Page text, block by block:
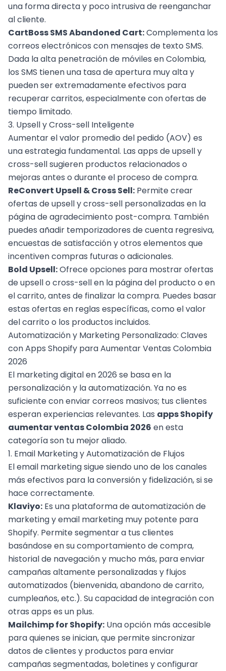
una forma directa y poco intrusiva de reenganchar
al cliente.
CartBoss SMS Abandoned Cart:Complementa los
correos electrónicos con mensajes de texto SMS.
Dada la alta penetración de móviles en Colombia,
los SMS tienen una tasa de apertura muy alta y
pueden ser extremadamente efectivos para
recuperar carritos, especialmente con ofertas de
tiempo limitado.
3. Upsell y Cross-sell Inteligente
Aumentar el valor promedio del pedido (AOV) es
una estrategia fundamental. Las apps de upsell y
cross-sell sugieren productos relacionados o
mejoras antes o durante el proceso de compra.
ReConvert Upsell & Cross Sell: Permite crear
ofertas de upsell y cross-sell personalizadas en la
página de agradecimiento post-compra. También
puedes añadir temporizadores de cuenta regresiva,
encuestas de satisfacción y otros elementos que
incentiven compras futuras o adicionales.
Bold Upsell:Ofrece opciones para mostrar ofertas
de upsell o cross-sell en la página del producto o en
el carrito, antes de finalizar la compra. Puedes basar
estas ofertas en reglas específicas, como el valor
del carrito o los productos incluidos.
Automatización y Marketing Personalizado: Claves
con Apps Shopify para Aumentar Ventas Colombia
2026
El marketing digital en 2026 se basa en la
personalización y la automatización. Ya no es
suficiente con enviar correos masivos; tus clientes
esperan experiencias relevantes. Las apps Shopify
aumentar ventas Colombia 2026 en esta
categoría son tu mejor aliado.
1. Email Marketing y Automatización de Flujos
El email marketing sigue siendo uno de los canales
más efectivos para la conversión y fidelización, si se
hace correctamente.
Klaviyo: Es una plataforma de automatización de
marketing y email marketing muy potente para
Shopify. Permite segmentar a tus clientes
basándose en su comportamiento de compra,
historial de navegación y mucho más, para enviar
campañas altamente personalizadas y flujos
automatizados (bienvenida, abandono de carrito,
cumpleaños, etc.). Su capacidad de integración con
otras apps es un plus.
Mailchimp for Shopify: Una opción más accesible
para quienes se inician, que permite sincronizar
datos de clientes y productos para enviar
campañas segmentadas, boletines y configurar